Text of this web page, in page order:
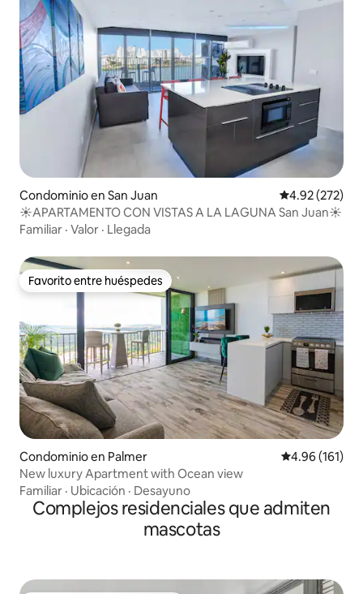
Condominio en San Juan Calificación
4.92 (272)
☀️APARTAMENTO CON VISTAS A LA LAGUNA San Juan☀️
Familiar · Valor · Llegada
Favorito entre huéspedes
Favorito entre huéspedes
Condominio en Palmer Calificación
4.96 (161)
New luxury Apartment with Ocean view
Familiar · Ubicación · Desayuno
Complejos residenciales que admiten
mascotas